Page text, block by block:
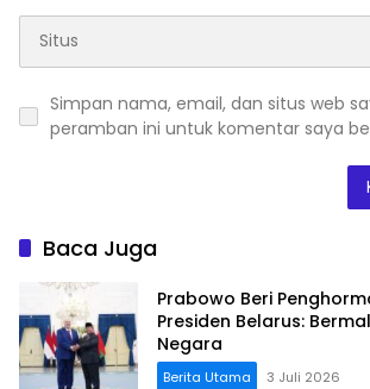
Simpan nama, email, dan situs web
peramban ini untuk komentar saya
Baca Juga
Prabowo Beri
Presiden Belarus:
Negara
Berita Utama 3 Juli 2026